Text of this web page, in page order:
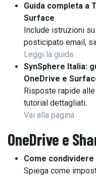
Guida completa a
Surface
Include istruzioni
posticipato email,
Leggi la guida
SynSphere Italia:
OneDrive e
Risposte rapide
tutorial dettagliati.
Vai alla pagina
OneDrive e
Come
Spiega come